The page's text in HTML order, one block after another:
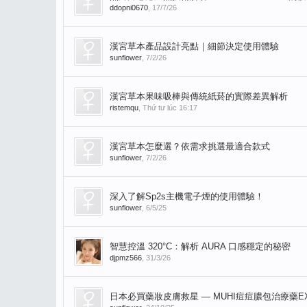
ddopni0670 17/7/26
漢宮草本產品設計亮點｜細節決定使用體驗
sunflower 7/2/26
漢宮草本果味吸棒與傳統紙菸的實際差異解析
ristemqu Thứ tư lúc 16:17
漢宮草本怎麼選？依需求挑選最適合款式
sunflower 7/2/26
深入了解Sp2s主機電子煙的使用體驗！
sunflower 6/5/25
智慧控溫 320°C：解析 AURA 口感穩定的秘密
djpmz566 31/3/26
日本必買藥妝皮膚救星 — MUHI痘痘膿包治療藥